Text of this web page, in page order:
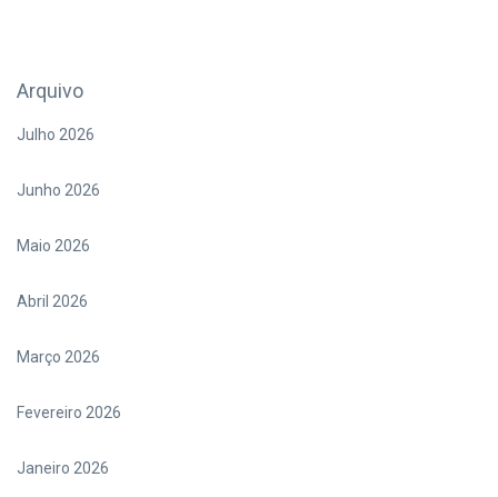
Arquivo
Julho 2026
Junho 2026
Maio 2026
Abril 2026
Março 2026
Fevereiro 2026
Janeiro 2026